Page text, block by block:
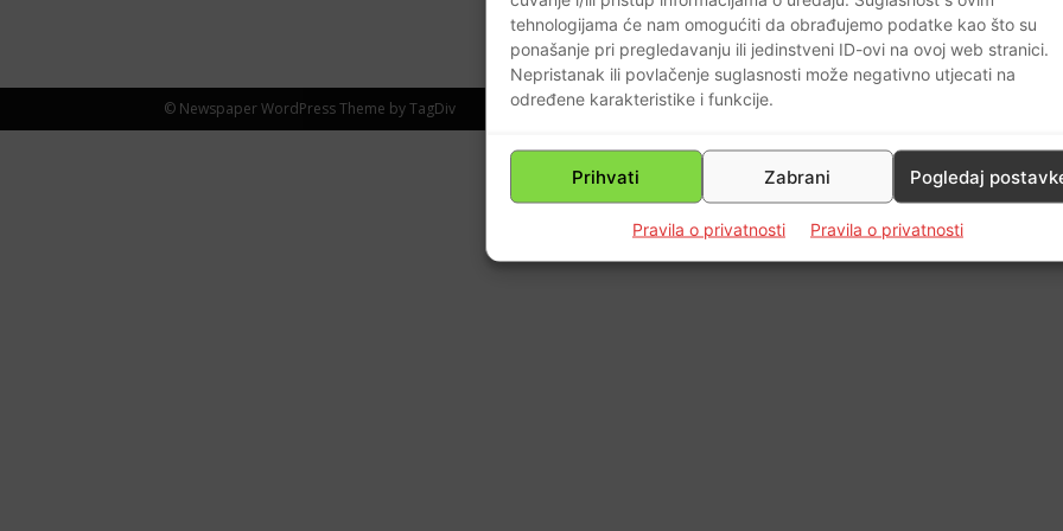
tehnologijama će nam omogućiti da obrađujemo podatke kao što su
ponašanje pri pregledavanju ili jedinstveni ID-ovi na ovoj web stranici.
Nepristanak ili povlačenje suglasnosti može negativno utjecati na
određene karakteristike i funkcije.
Prihvati Zabrani Pogledaj
Pravila o privatnosti Pravila o privatnosti
© Newspaper WordPress Theme by TagDiv